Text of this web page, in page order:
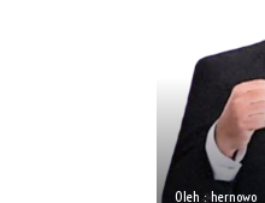
Oleh : hernowo